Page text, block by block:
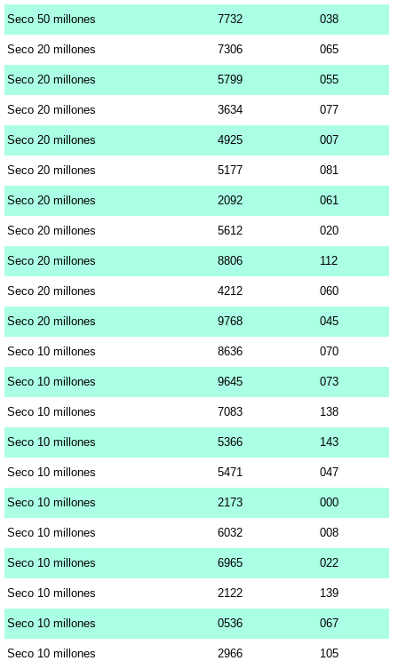
Seco 50 millones 7732 038
Seco 20 millones 7306 065
Seco 20 millones 5799 055
Seco 20 millones 3634 077
Seco 20 millones 4925 007
Seco 20 millones 5177 081
Seco 20 millones 2092 061
Seco 20 millones 5612 020
Seco 20 millones 8806 112
Seco 20 millones 4212 060
Seco 20 millones 9768 045
Seco 10 millones 8636 070
Seco 10 millones 9645 073
Seco 10 millones 7083 138
Seco 10 millones 5366 143
Seco 10 millones 5471 047
Seco 10 millones 2173 000
Seco 10 millones 6032 008
Seco 10 millones 6965 022
Seco 10 millones 2122 139
Seco 10 millones 0536 067
Seco 10 millones 2966 105